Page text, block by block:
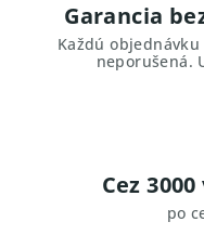
Garancia
Každú
neporušená.
Cez
po